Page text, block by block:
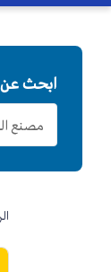
ابحث عن
مصنع